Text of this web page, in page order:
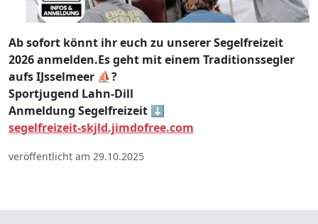
Ab sofort könnt ihr euch zu unserer Segelfreizeit
2026 anmelden.Es geht mit einem Traditionssegler
aufs IJsselmeer ⛵?
Sportjugend Lahn-Dill
Anmeldung Segelfreizeit ⬇️
segelfreizeit-skjld.jimdofree.com
veröffentlicht am 29.10.2025